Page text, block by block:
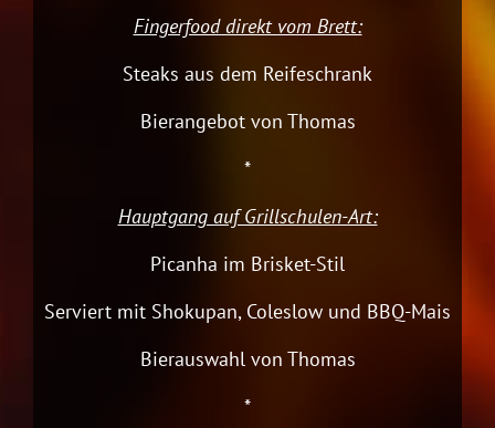
Fingerfood direkt vom Brett:
Steaks aus dem Reifeschrank
Bierangebot von Thomas
*
Hauptgang auf Grillschulen-Art:
Picanha im Brisket-Stil
Serviert mit Shokupan, Coleslow und BBQ-Mais
Bierauswahl von Thomas
*